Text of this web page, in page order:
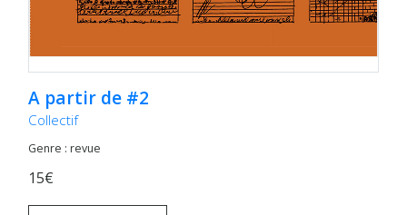
A partir de #2
Collectif
Genre : revue
15€